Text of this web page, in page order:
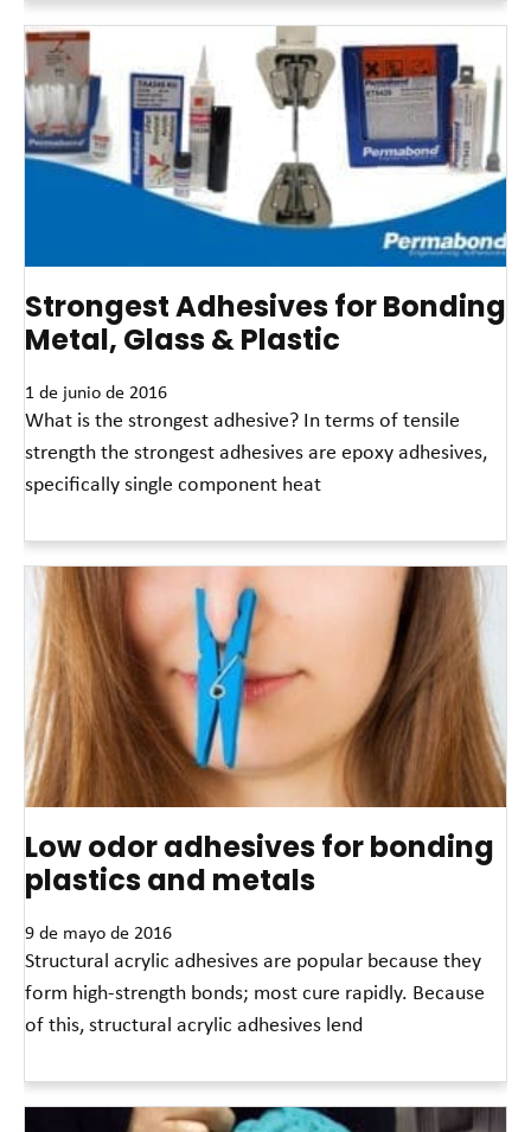
Strongest Adhesives for Bonding
Metal, Glass & Plastic
1 de junio de 2016
What is the strongest adhesive? In terms of tensile
strength the strongest adhesives are epoxy adhesives,
specifically single component heat
Low odor adhesives for bonding
plastics and metals
9 de mayo de 2016
Structural acrylic adhesives are popular because they
form high-strength bonds; most cure rapidly. Because
of this, structural acrylic adhesives lend